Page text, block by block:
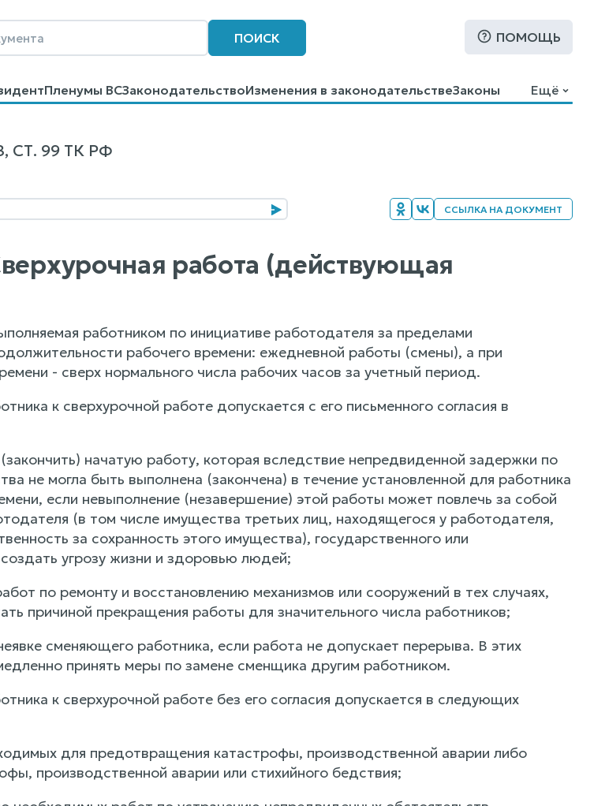
ПОИСК ПОМОЩЬ
Пленумы ВСЗаконодательствоИзменения в законодательствеЗаконы
ПомощьПоиск
Ещё
СТ. 99 ТК РФ
ССЫЛКА НА ДОКУМЕНТ
работа (действующая
работником по инициативе работодателя за пределами
рабочего времени: ежедневной работы (смены), а при
- сверх нормального числа рабочих часов за учетный период.
к сверхурочной работе допускается с его письменного согласия в
начатую работу, которая вследствие непредвиденной задержки по
не могла быть выполнена (закончена) в течение установленной для работника
если невыполнение (незавершение) этой работы может повлечь за собой
(в том числе имущества третьих лиц, находящегося у работодателя,
за сохранность этого имущества), государственного или
угрозу жизни и здоровью людей;
по ремонту и восстановлению механизмов или сооружений в тех случаях,
причиной прекращения работы для значительного числа работников;
сменяющего работника, если работа не допускает перерыва. В этих
принять меры по замене сменщика другим работником.
к сверхурочной работе без его согласия допускается в следующих
для предотвращения катастрофы, производственной аварии либо
производственной аварии или стихийного бедствия;